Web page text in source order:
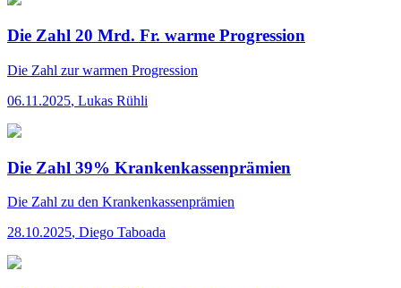
Die Zahl 20 Mrd. Fr. warme Progression
Die Zahl zur warmen Progression
06.11.2025, Lukas Rühli
Die Zahl 39% Krankenkassenprämien
Die Zahl zu den Krankenkassenprämien
28.10.2025, Diego Taboada